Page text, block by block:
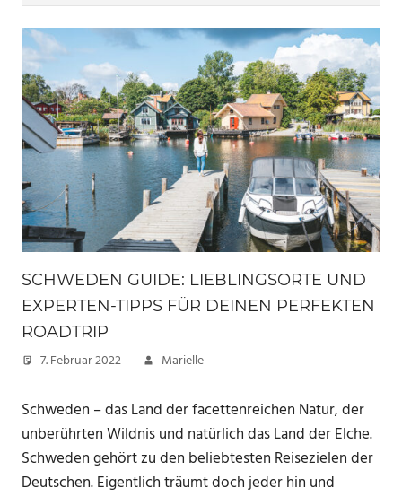
SCHWEDEN GUIDE: LIEBLINGSORTE UND
EXPERTEN-TIPPS FÜR DEINEN PERFEKTEN
ROADTRIP
7. Februar 2022 Marielle
Schweden – das Land der facettenreichen Natur, der
unberührten Wildnis und natürlich das Land der Elche.
Schweden gehört zu den beliebtesten Reisezielen der
Deutschen. Eigentlich träumt doch jeder hin und